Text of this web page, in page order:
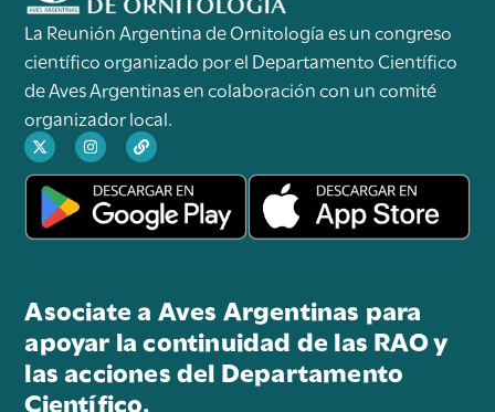
La Reunión Argentina de Ornitología es un congreso
científico organizado por el Departamento Científico
de Aves Argentinas en colaboración con un comité
organizador local.
Asociate a Aves Argentinas para
apoyar la continuidad de las RAO y
las acciones del Departamento
Científico.